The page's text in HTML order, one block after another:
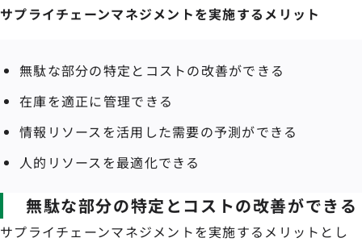
サプライチェーンマネジメントを実施するメリット
無駄な部分の特定とコストの改善ができる
在庫を適正に管理できる
情報リソースを活用した需要の予測ができる
人的リソースを最適化できる
無駄な部分の特定とコストの改善ができる
サプライチェーンマネジメントを実施するメリットとし